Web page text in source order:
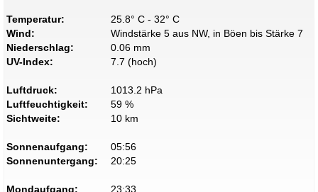
Temperatur:
25.8° C - 32° C
Wind:
Windstärke 5 aus NW, in Böen bis Stärke 7
Niederschlag:
0.06 mm
UV-Index:
7.7 (hoch)
Luftdruck:
1013.2 hPa
Luftfeuchtigkeit:
59 %
Sichtweite:
10 km
Sonnenaufgang:
05:56
Sonnenuntergang:
20:25
Mondaufgang:
23:33